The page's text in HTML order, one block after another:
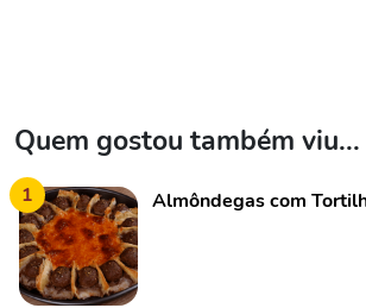
Quem gostou também viu...
1 Almôndegas com